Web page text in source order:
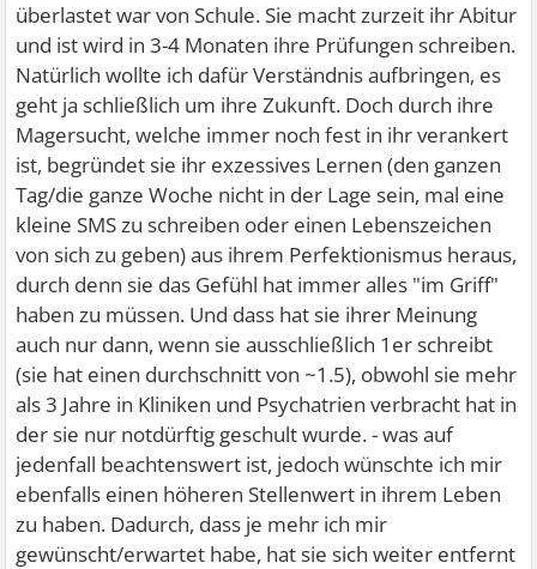
überlastet war von Schule. Sie macht zurzeit ihr Abitur
und ist wird in 3-4 Monaten ihre Prüfungen schreiben.
Natürlich wollte ich dafür Verständnis aufbringen, es
geht ja schließlich um ihre Zukunft. Doch durch ihre
Magersucht, welche immer noch fest in ihr verankert
ist, begründet sie ihr exzessives Lernen (den ganzen
Tag/die ganze Woche nicht in der Lage sein, mal eine
kleine SMS zu schreiben oder einen Lebenszeichen
von sich zu geben) aus ihrem Perfektionismus heraus,
durch denn sie das Gefühl hat immer alles "im Griff"
haben zu müssen. Und dass hat sie ihrer Meinung
auch nur dann, wenn sie ausschließlich 1er schreibt
(sie hat einen durchschnitt von ~1.5), obwohl sie mehr
als 3 Jahre in Kliniken und Psychatrien verbracht hat in
der sie nur notdürftig geschult wurde. - was auf
jedenfall beachtenswert ist, jedoch wünschte ich mir
ebenfalls einen höheren Stellenwert in ihrem Leben
zu haben. Dadurch, dass je mehr ich mir
gewünscht/erwartet habe, hat sie sich weiter entfernt